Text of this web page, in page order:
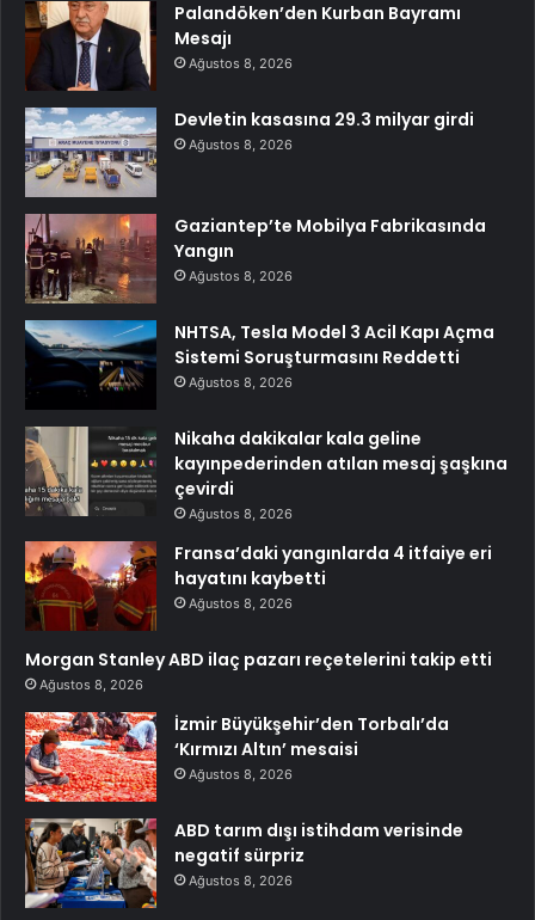
Palandöken’den Kurban Bayramı
Mesajı
Ağustos 8, 2026
Devletin kasasına 29.3 milyar girdi
Ağustos 8, 2026
Gaziantep’te Mobilya Fabrikasında
Yangın
Ağustos 8, 2026
NHTSA, Tesla Model 3 Acil Kapı Açma
Sistemi Soruşturmasını Reddetti
Ağustos 8, 2026
Nikaha dakikalar kala geline
kayınpederinden atılan mesaj şaşkına
çevirdi
Ağustos 8, 2026
Fransa’daki yangınlarda 4 itfaiye eri
hayatını kaybetti
Ağustos 8, 2026
Morgan Stanley ABD ilaç pazarı reçetelerini takip etti
Ağustos 8, 2026
İzmir Büyükşehir’den Torbalı’da
‘Kırmızı Altın’ mesaisi
Ağustos 8, 2026
ABD tarım dışı istihdam verisinde
negatif sürpriz
Ağustos 8, 2026